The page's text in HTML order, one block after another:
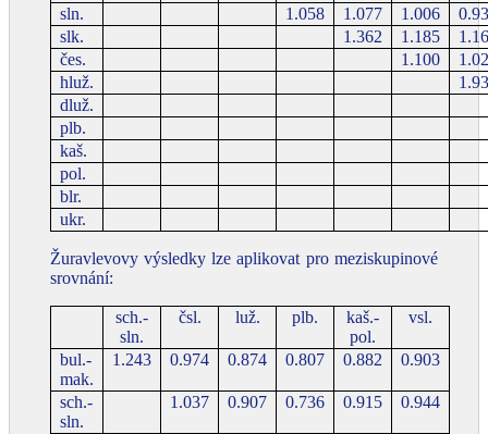
sln.
1.058 1.077 1.006
slk.
1.362 1.185
čes.
1.100
hluž.
dluž.
plb.
kaš.
pol.
blr.
ukr.
Žuravlevovy výsledky lze aplikovat pro meziskupinové
srovnání:
sch.-
sln.
čsl. luž. plb.
kaš.-
pol.
vsl.
bul.-
mak.
1.243 0.974 0.874 0.807 0.882 0.903
sch.-
sln.
1.037 0.907 0.736 0.915 0.944